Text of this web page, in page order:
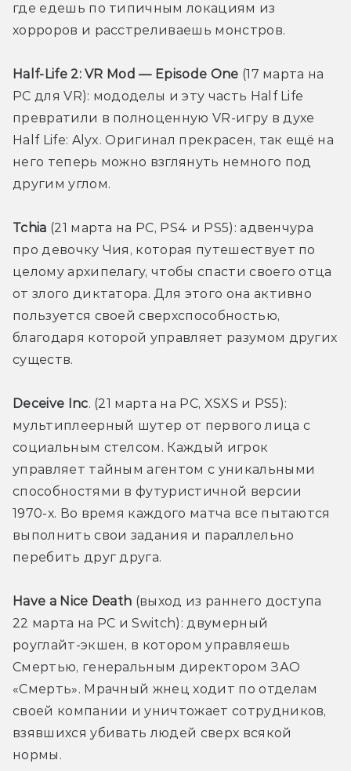
где едешь по типичным локациям из
хорроров и расстреливаешь монстров.
Half-Life 2: VR Mod — Episode One (17 марта на
PC для VR): мододелы и эту часть Half Life
превратили в полноценную VR-игру в духе
Half Life: Alyx. Оригинал прекрасен, так ещё на
него теперь можно взглянуть немного под
другим углом.
Tchia (21 марта на PC, PS4 и PS5): адвенчура
про девочку Чия, которая путешествует по
целому архипелагу, чтобы спасти своего отца
от злого диктатора. Для этого она активно
пользуется своей сверхспособностью,
благодаря которой управляет разумом других
существ.
Deceive Inc. (21 марта на PC, XSXS и PS5):
мультиплеерный шутер от первого лица с
социальным стелсом. Каждый игрок
управляет тайным агентом с уникальными
способностями в футуристичной версии
1970-х. Во время каждого матча все пытаются
выполнить свои задания и параллельно
перебить друг друга.
Have a Nice Death (выход из раннего доступа
22 марта на PC и Switch): двумерный
роуглайт-экшен, в котором управляешь
Смертью, генеральным директором ЗАО
«Смерть». Мрачный жнец ходит по отделам
своей компании и уничтожает сотрудников,
взявшихся убивать людей сверх всякой
нормы.